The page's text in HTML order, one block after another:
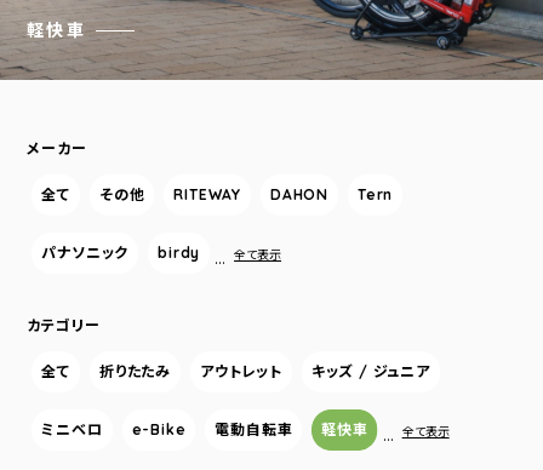
軽快車
メーカー
全て その他 RITEWAY DAHON Tern
パナソニック birdy … 全て表示
カテゴリー
全て 折りたたみ アウトレット キッズ / ジュニア
ミニベロ e-Bike 電動自転車 軽快車 … 全て表示